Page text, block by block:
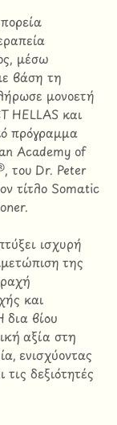
μέσω
βάση τη
μονοετή
HELLAS και
πρόγραμμα
Academy of
του Dr. Peter
τίτλο Somatic
ισχυρή
της
και
δια βίου
αξία στη
ενισχύοντας
δεξιότητές